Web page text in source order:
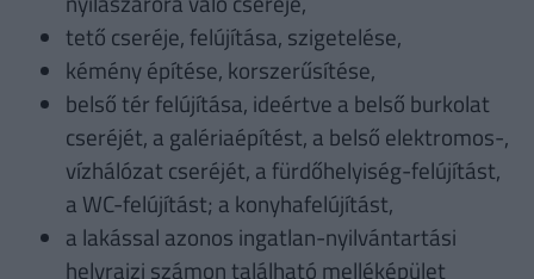
tető cseréje, felújítása, szigetelése,
kémény építése, korszerűsítése,
belső tér felújítása, ideértve a belső burkolat
cseréjét, a galériaépítést, a belső elektromos-,
vízhálózat cseréjét, a fürdőhelyiség-felújítást,
a WC-felújítást; a konyhafelújítást,
a lakással azonos ingatlan-nyilvántartási
helyrajzi számon található melléképület